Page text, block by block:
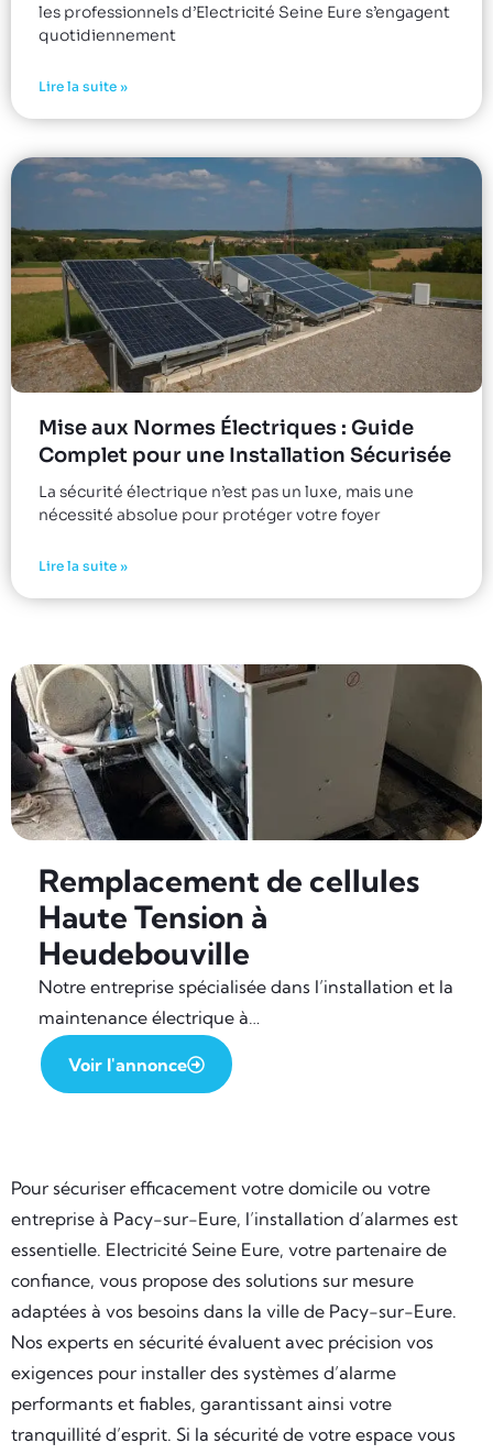
les professionnels d’Electricité Seine Eure s’engagent
quotidiennement
Lire la suite »
Mise aux Normes Électriques : Guide
Complet pour une Installation Sécurisée
La sécurité électrique n’est pas un luxe, mais une
nécessité absolue pour protéger votre foyer
Lire la suite »
Remplacement de cellules
Haute Tension à
Heudebouville
Notre entreprise spécialisée dans l’installation et la
maintenance électrique à…
Voir l'annonce
Pour sécuriser efficacement votre domicile ou votre
entreprise à Pacy-sur-Eure, l’installation d’alarmes est
essentielle. Electricité Seine Eure, votre partenaire de
confiance, vous propose des solutions sur mesure
adaptées à vos besoins dans la ville de Pacy-sur-Eure.
Nos experts en sécurité évaluent avec précision vos
exigences pour installer des systèmes d’alarme
performants et fiables, garantissant ainsi votre
tranquillité d’esprit. Si la sécurité de votre espace vous